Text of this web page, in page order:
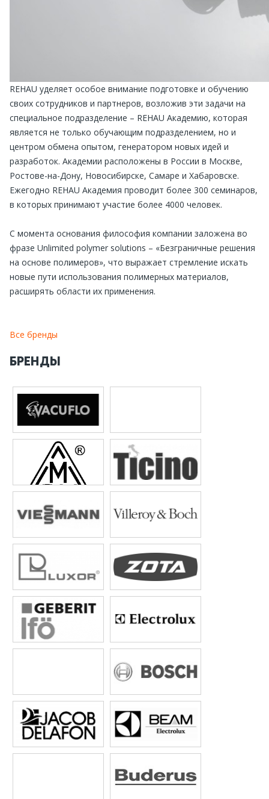
REHAU уделяет особое внимание подготовке и обучению
своих сотрудников и партнеров, возложив эти задачи на
специальное подразделение – REHAU Академию, которая
является не только обучающим подразделением, но и
центром обмена опытом, генератором новых идей и
разработок. Академии расположены в России в Москве,
Ростове-на-Дону, Новосибирске, Самаре и Хабаровске.
Ежегодно REHAU Академия проводит более 300 семинаров,
в которых принимают участие более 4000 человек.
С момента основания философия компании заложена во
фразе Unlimited polymer solutions – «Безграничные решения
на основе полимеров», что выражает стремление искать
новые пути использования полимерных материалов,
расширять области их применения.
Все бренды
БРЕНДЫ